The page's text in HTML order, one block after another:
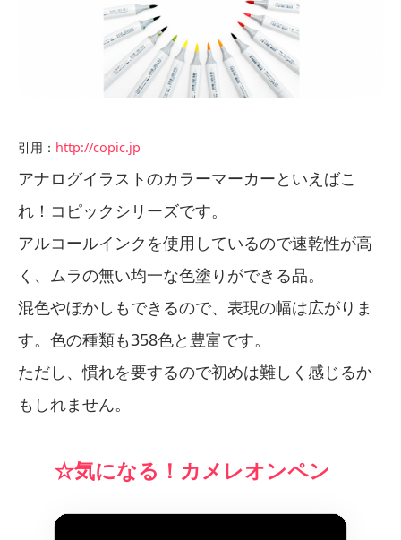
引用： http://copic.jp
アナログイラストのカラーマーカーといえばこ
れ！コピックシリーズです。
アルコールインクを使用しているので速乾性が高
く、ムラの無い均一な色塗りができる品。
混色やぼかしもできるので、表現の幅は広がりま
す。色の種類も358色と豊富です。
ただし、慣れを要するので初めは難しく感じるか
もしれません。
☆気になる！カメレオンペン